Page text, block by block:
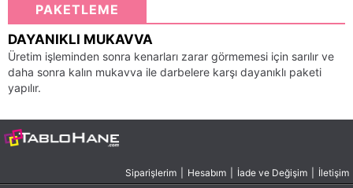
PAKETLEME
DAYANIKLI MUKAVVA
Üretim işleminden sonra kenarları zarar görmemesi için sarılır ve
daha sonra kalın mukavva ile darbelere karşı dayanıklı paketi
yapılır.
Siparişlerim Hesabım İade ve Değişim İletişim